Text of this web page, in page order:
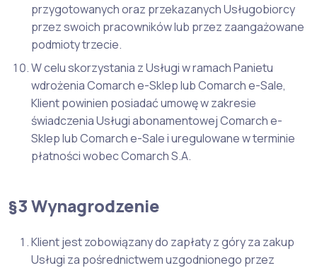
przygotowanych oraz przekazanych Usługobiorcy
przez swoich pracowników lub przez zaangażowane
podmioty trzecie.
W celu skorzystania z Usługi w ramach Panietu
wdrożenia Comarch e-Sklep lub Comarch e-Sale,
Klient powinien posiadać umowę w zakresie
świadczenia Usługi abonamentowej Comarch e-
Sklep lub Comarch e-Sale i uregulowane w terminie
płatności wobec Comarch S.A.
§3 Wynagrodzenie
Klient jest zobowiązany do zapłaty z góry za zakup
Usługi za pośrednictwem uzgodnionego przez